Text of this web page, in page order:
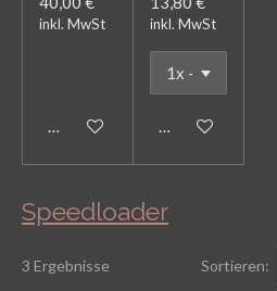
inkl. MwSt
In den Warenkorb
inkl. MwSt
In den Warenkorb
Speedloader
3 Ergebnisse Sortieren: